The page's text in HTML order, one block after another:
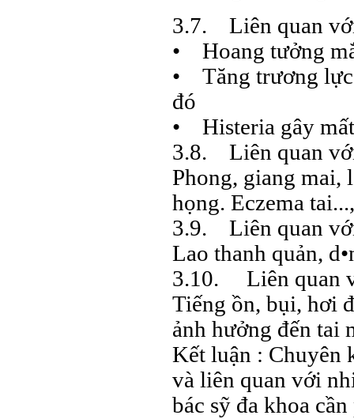
3.7. Liên quan
• Hoang tưởng
• Tăng trương lực
đó
• Histeria gây
3.8. Liên quan
Phong, giang mai,
họng. Eczema
3.9. Liên quan
Lao thanh quản,
3.10. Liên quan
Tiếng ồn, bụi, hơi
ảnh hưởng đến tai
Kết luận : Chuyên
và liên quan với
bác sỹ đa khoa